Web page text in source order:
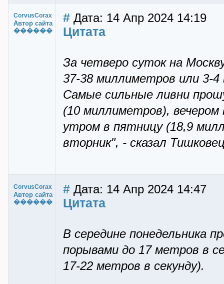
CorvusCorax
Автор сайта
������
# Дата: 14 Апр 2024 14:19
Цитата
За четверо суток на
37-38 миллиметров или 3-
Самые сильные ливни
(10 миллиметров),
утром в пятницу (18,9
вторник", - сказал
CorvusCorax
Автор сайта
������
# Дата: 14 Апр 2024 14:47
Цитата
В середине понедельника
порывами до 17 метров в
17-22 метров в секунду).